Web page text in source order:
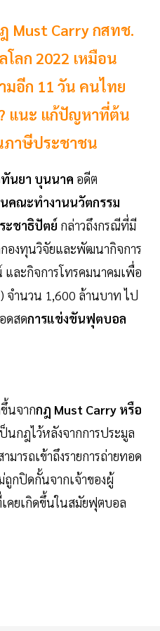
Must Carry กสทช.
ลก 2022 เหมือน
มอีก 11 วัน คนไทย
แนะ แก้ปัญหาที่ต้น
ภาษีประชาชน
ทันยา บุนนาค อดีต
คณะทำงานนวัตกรรม
ะชาธิปัตย์ กล่าวถึงกรณีที่มี
กองทุนวิจัยและพัฒนากิจการ
และกิจการโทรคมนาคมเพื่อ
จำนวน 1,600 ล้านบาท ไป
ดสดการแข่งขันฟุตบอล
นจากกฎ Must Carry หรือ
นกฎไว้หลังจากการประมูล
ารถเข้าถึงรายการถ่ายทอด
ถูกปิดกั้นจากเจ้าของผู้
คยเกิดขึ้นในสมัยฟุตบอล